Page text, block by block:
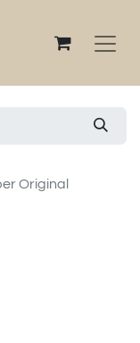
Original